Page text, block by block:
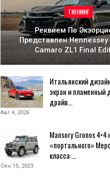
ТЮНИНГ
Реквием По
Представлен Hennessey
Camaro ZL1 Final
Итальянский
экран и пламенный
драйв…
Авг 4, 2026
Mansory Gronos 4×4
«портального»
класса:…
Сен 15, 2023